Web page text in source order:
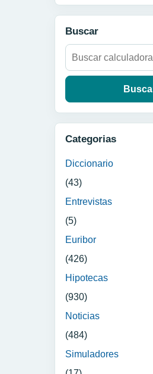
Buscar
Buscar:
Categorias
Diccionario
(43)
Entrevistas
(5)
Euribor
(426)
Hipotecas
(930)
Noticias
(484)
Simuladores